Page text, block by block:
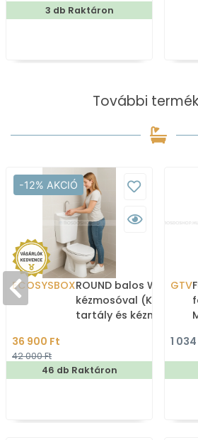
3 db Raktáron
További
-12% AKCIÓ
ECOSYSBOXROUND balos WC
kézmosóval (Kombi
tartály és kézmosó)
36 900 Ft
42 000 Ft
46 db Raktáron
GTV
1